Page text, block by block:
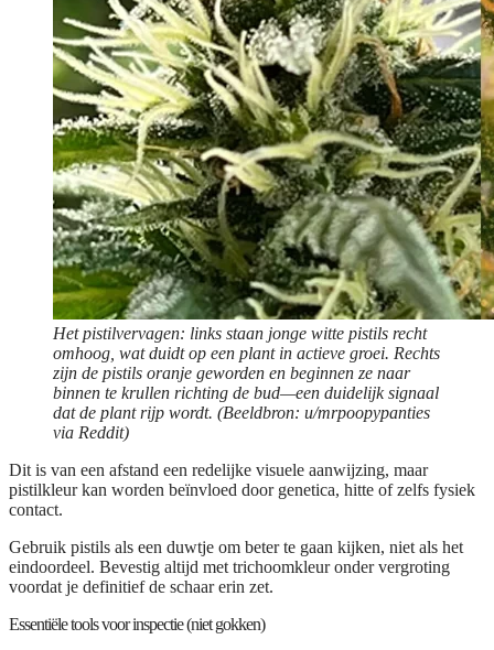
Het pistilvervagen: links staan jonge witte pistils recht
omhoog, wat duidt op een plant in actieve groei. Rechts
zijn de pistils oranje geworden en beginnen ze naar
binnen te krullen richting de bud—een duidelijk signaal
dat de plant rijp wordt. (Beeldbron: u/mrpoopypanties
via Reddit)
Dit is van een afstand een redelijke visuele aanwijzing, maar
pistilkleur kan worden beïnvloed door genetica, hitte of zelfs fysiek
contact.
Gebruik pistils als een duwtje om beter te gaan kijken, niet als het
eindoordeel. Bevestig altijd met trichoomkleur onder vergroting
voordat je definitief de schaar erin zet.
Essentiële tools voor inspectie (niet gokken)